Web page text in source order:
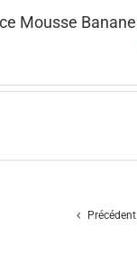
Mousse Banane
Précédent